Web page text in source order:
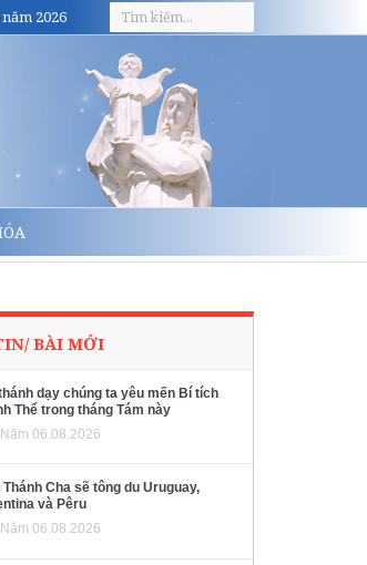
2026
BÀI MỚI
dạy chúng ta yêu mến Bí tích
Thể trong tháng Tám này
06.08.2026
Cha sẽ tông du Uruguay,
và Pêru
06.08.2026